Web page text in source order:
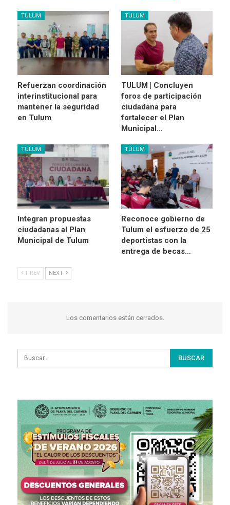
TULUM
Refuerzan coordinación
interinstitucional para
mantener la seguridad
en Tulum
TULUM
TULUM | Concluyen
foros de participación
ciudadana para
fortalecer el Plan
Municipal…
TULUM
Integran propuestas
ciudadanas al Plan
Municipal de Tulum
TULUM
Reconoce gobierno de
Tulum el esfuerzo de 25
deportistas con la
entrega de becas…
PREV NEXT
Los comentarios están cerrados.